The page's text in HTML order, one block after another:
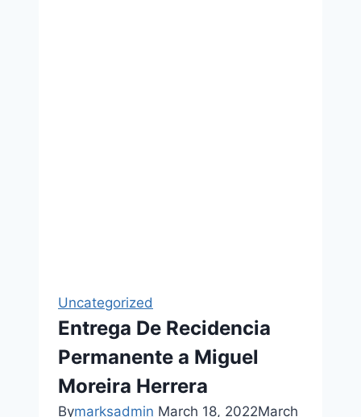
Uncategorized
Entrega De Recidencia
Permanente a Miguel
Moreira Herrera
Bymarksadmin March 18, 2022March